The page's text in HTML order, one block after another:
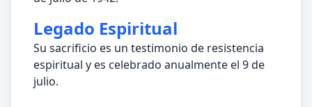
Legado Espiritual
Su sacrificio es un testimonio de resistencia
espiritual y es celebrado anualmente el 9 de
julio.